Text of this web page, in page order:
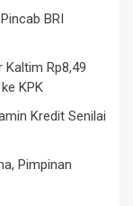
BRI
Kaltim Rp8,49
KPK
Kredit Senilai
Pimpinan